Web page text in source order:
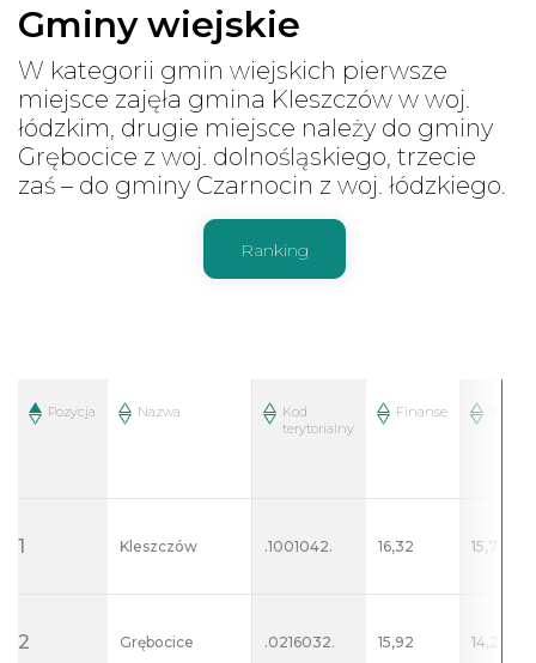
Gminy wiejskie
W kategorii gmin wiejskich pierwsze
miejsce zajęła gmina Kleszczów w woj.
łódzkim, drugie miejsce należy do gminy
Grębocice z woj. dolnośląskiego, trzecie
zaś – do gminy Czarnocin z woj. łódzkiego.
Ranking